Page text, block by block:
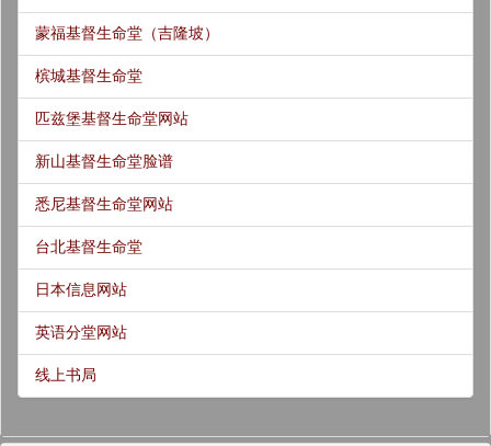
蒙福基督生命堂（吉隆坡）
槟城基督生命堂
匹兹堡基督生命堂网站
新山基督生命堂脸谱
悉尼基督生命堂网站
台北基督生命堂
日本信息网站
英语分堂网站
线上书局